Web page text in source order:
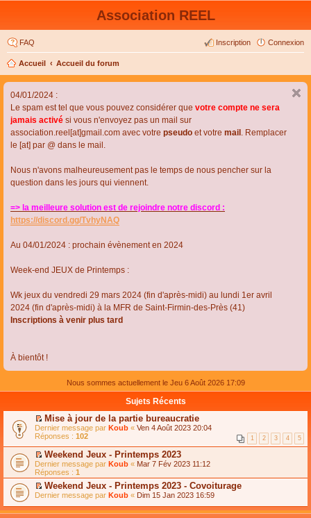
Association REEL
FAQ Connexion
Inscription
Accueil Accueil du forum
04/01/2024 :
Le spam est tel que vous pouvez considérer que votre compte ne sera
jamais activé si vous n'envoyez pas un mail sur
association.reel[at]gmail.com avec votre pseudo et votre mail . Remplacer
le [at] par @ dans le mail.
Nous n'avons malheureusement pas le temps de nous pencher sur la
question dans les jours qui viennent.
=> la meilleure solution est de rejoindre notre discord :
https://discord.gg/TvhyNAQ
Au 04/01/2024 : prochain évènement en 2024
Week-end JEUX de Printemps :
Wk jeux du vendredi 29 mars 2024 (fin d'après-midi) au lundi 1er avril
2024 (fin d'après-midi) à la MFR de Saint-Firmin-des-Près (41)
Inscriptions à venir plus tard
À bientôt !
Nous sommes actuellement le Jeu 6 Août 2026 17:09
Sujets Récents
C
o
n
s
u
l
t
e
r
l
e
Mise à jour de la partie bureaucratie
Dernier message par Koub « Ven 4 Août 2023 20:04
Réponses : 102 1 2 3 4 5
C
o
n
s
u
t
Weekend Jeux - Printemps 2023
Dernier message par Koub « Mar 7 Fév 2023 11:12
Réponses : 1
C
n
Weekend Jeux - Printemps 2023 - Covoiturage
Dernier message par Koub « Dim 15 Jan 2023 16:59